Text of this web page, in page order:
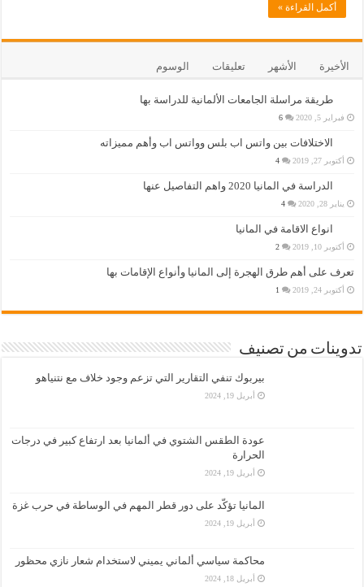
أكمل القراءة »
الأخيرة الأشهر تعليقات الوسوم
طريقة مراسلة الجامعات الألمانية للدراسة بها
فبراير 5, 2020 6
الاختلافات بين واتس اب بلس وواتس اب وأهم مميزاته
أكتوبر 27, 2019 4
الدراسة في المانيا 2020 واهم التفاصيل عنها
يناير 28, 2020 4
انواع الاقامة في المانيا
أكتوبر 10, 2019 2
تعرف على أهم طرق الهجرة إلى المانيا وأنواع الإقامات بها
أكتوبر 24, 2019 1
تدوينات من تصنيف
بيربوك تنفي التقارير التي تزعم وجود خلاف مع نتنياهو
أبريل 19, 2024
عودة الطقس الشتوي في ألمانيا بعد ارتفاع كبير في درجات
الحرارة
أبريل 19, 2024
المانيا تؤكّد على دور قطر المهم في الوساطة في حرب غزة
أبريل 19, 2024
محاكمة سياسي ألماني يميني لاستخدام شعار نازي محظور
أبريل 18, 2024